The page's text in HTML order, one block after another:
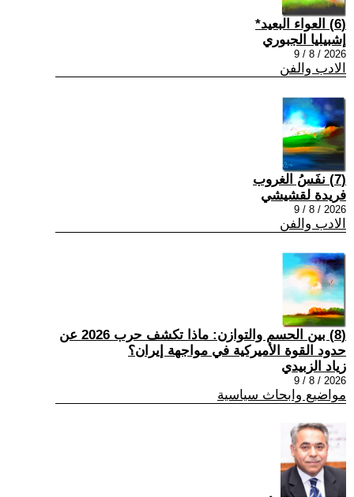
(6) العواء البعيد*
إشبيليا الجبوري
2026 / 8 / 9
الادب والفن
(7) نفَسُ الغروب
فريدة لقشيشي
2026 / 8 / 9
الادب والفن
(8) بين الحسم والتوازن: ماذا تكشف حرب 2026 عن
حدود القوة الأميركية في مواجهة إيران؟
زياد الزبيدي
2026 / 8 / 9
مواضيع وابحاث سياسية